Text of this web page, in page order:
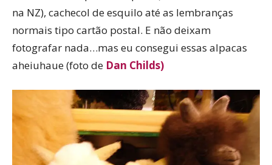
na NZ), cachecol de esquilo até as lembranças
normais tipo cartão postal. E não deixam
fotografar nada…mas eu consegui essas alpacas
aheiuhaue (foto de Dan Childs)